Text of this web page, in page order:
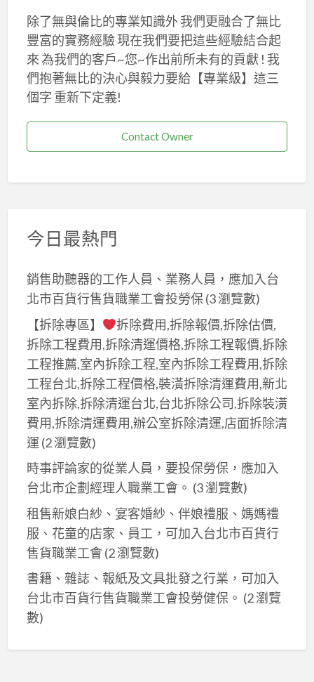
除了無與倫比的專業知識外 我們更融合了無比
豐富的實務經驗 現在我們要把這些經驗結合起
來 為我們的客戶~您~作出前所未有的貢獻 ! 我
們抱著無比的決心與毅力要給【專業級】這三
個字 重新下定義!
Contact Owner
今日最熱門
銷售助聽器的工作人員、業務人員，應加入台
北市百貨行售貨職業工會投勞保(3 瀏覽數)
【拆除專區】
拆除費用,拆除報價,拆除估價,
拆除工程費用,拆除清運價格,拆除工程報價,拆除
工程推薦,室內拆除工程,室內拆除工程費用,拆除
工程台北,拆除工程價格,裝潢拆除清運費用,新北
室內拆除,拆除清運台北,台北拆除公司,拆除裝潢
費用,拆除清運費用,辦公室拆除清運,店面拆除清
運 (2 瀏覽數)
時事評論家的從業人員，要投保勞保，應加入
台北市企劃經理人職業工會。 (3 瀏覽數)
租售新娘白紗、宴客婚紗、伴娘禮服、媽媽禮
服、花童的店家、員工，可加入台北市百貨行
售貨職業工會 (2 瀏覽數)
書籍、雜誌、報紙及文具批發之行業，可加入
台北巿百貨行售貨職業工會投勞健保。 (2 瀏覽
數)